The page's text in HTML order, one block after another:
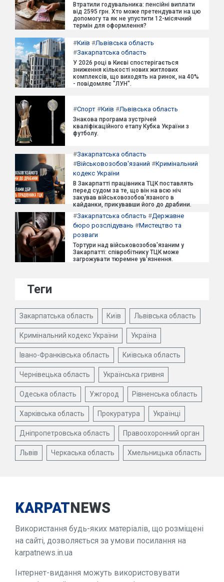
Втратили годувальника: пенсійні виплати
від 2595 грн. Хто може претендувати на цю
допомогу та як не упустити 12-місячний
термін для оформлення?
#Київ #Львівська область
#Закарпатська область
У 2026 році в Києві спостерігається
зниження кількості нових житлових
комплексів, що виходять на ринок, на 40%
- повідомляє "ЛУН".
#Спорт #Київ #Львівська область
Знакова програма зустрічей
кваліфікаційного етапу Кубка України з
футболу.
#Закарпатська область
#Військовозобов'язаний #Кримінальний
кодекс України
В Закарпатті працівника ТЦК поставлять
перед судом за те, що він на всю ніч
закував військовозобов'язаного в
кайданки, прикувавши його до драбини.
#Закарпатська область #Державне
бюро розслідувань #Мистецтво та
розваги
Тортури над військовозобов'язаним у
Закарпатті: співробітнику ТЦК може
загрожувати тюремне ув'язнення.
Теги
Закарпатська область Київ Львівська область
Кримінальний кодекс України Україна
Івано-Франківська область Київська область
Чернівецька область Українська гривня
Одеська область Ужгород Рівненська область
Харківська область Прокуратура Українці
Дніпропетровська область Правоохоронний орган
Львів Черкаська область Хмельницька область
KARPATNEWS
Використання будь-яких матеріалів, що розміщені
на сайті, дозволяється за умови посилання на
karpatnews.in.ua
Інтернет-видання можуть використовувати